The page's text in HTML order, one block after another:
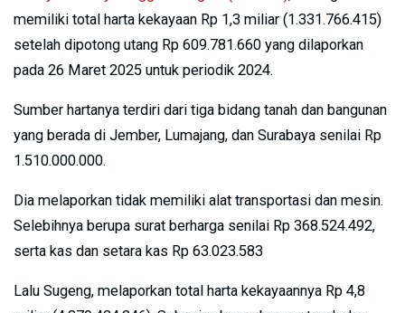
memiliki total harta kekayaan Rp 1,3 miliar (1.331.766.415)
setelah dipotong utang Rp 609.781.660 yang dilaporkan
pada 26 Maret 2025 untuk periodik 2024.
Sumber hartanya terdiri dari tiga bidang tanah dan bangunan
yang berada di Jember, Lumajang, dan Surabaya senilai Rp
1.510.000.000.
Dia melaporkan tidak memiliki alat transportasi dan mesin.
Selebihnya berupa surat berharga senilai Rp 368.524.492,
serta kas dan setara kas Rp 63.023.583
Lalu Sugeng, melaporkan total harta kekayaannya Rp 4,8